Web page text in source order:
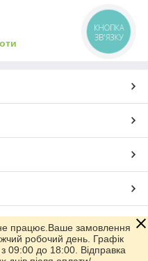
Prom.ua
працює.Ваше замовлення
робочий день. Графік
09:00 до 18:00. Відправка
КНОПКА
ЗВ'ЯЗКУ